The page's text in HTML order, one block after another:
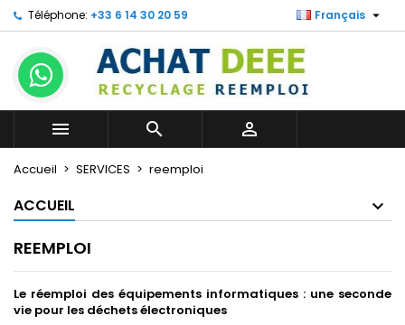
Téléphone: +33 6 14 30 20 59 Français 
  
Accueil SERVICES reemploi
ACCUEIL
REEMPLOI
Le réemploi des équipements informatiques : une seconde
vie pour les déchets électroniques